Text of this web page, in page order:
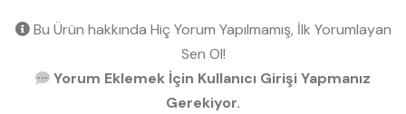
Bu Ürün hakkında Hiç Yorum Yapılmamış, İlk Yorumlayan
Sen Ol!
Yorum Eklemek İçin Kullanıcı Girişi Yapmanız
Gerekiyor.